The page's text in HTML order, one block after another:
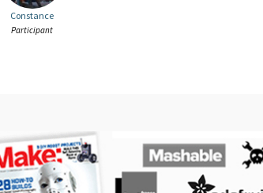
Constance
Participant